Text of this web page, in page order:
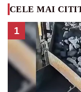
CELE MAI
1